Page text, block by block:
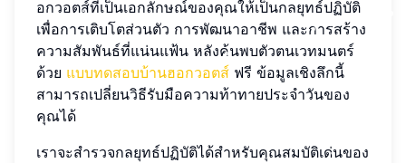
อกวอตส์ที่เป็นเอกลักษณ์ของคุณให้เป็นกลยุทธ์ปฏิบัติ
เพื่อการเติบโตส่วนตัว การพัฒนาอาชีพ และการสร้าง
ความสัมพันธ์ที่แน่นแฟ้น หลังค้นพบตัวตนเวทมนตร์
ด้วย แบบทดสอบบ้านฮอกวอตส์ ฟรี ข้อมูลเชิงลึกนี้
สามารถเปลี่ยนวิธีรับมือความท้าทายประจำวันของ
คุณได้
เราจะสำรวจกลยุทธ์ปฏิบัติได้สำหรับคุณสมบัติเด่นของ